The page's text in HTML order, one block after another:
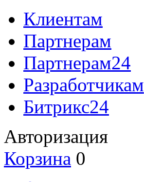
Клиентам
Партнерам
Партнерам24
Разработчикам
Битрикс24
Авторизация
Корзина 0